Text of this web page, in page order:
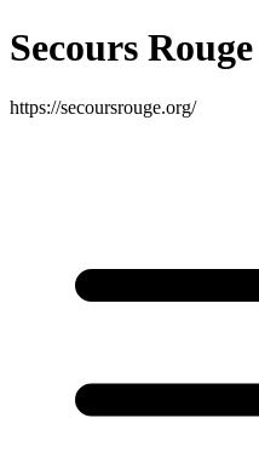
Secours Rouge
https://secoursrouge.org/